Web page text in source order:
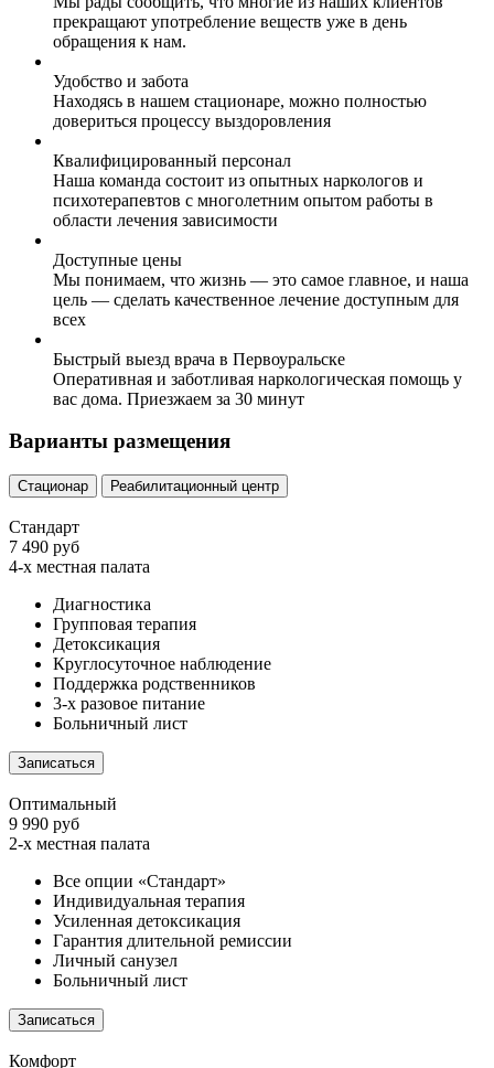
прекращают употребление веществ уже в день
обращения к нам.
Удобство и забота
Находясь в нашем стационаре, можно полностью
довериться процессу выздоровления
Квалифицированный персонал
Наша команда состоит из опытных наркологов и
психотерапевтов с многолетним опытом работы в
области лечения зависимости
Доступные цены
Мы понимаем, что жизнь — это самое главное, и наша
цель — сделать качественное лечение доступным для
всех
Быстрый выезд врача в Первоуральске
Оперативная и заботливая наркологическая помощь у
вас дома. Приезжаем за 30 минут
Варианты размещения
Стационар Реабилитационный центр
Стандарт
7 490 руб
4-х местная палата
Диагностика
Групповая терапия
Детоксикация
Круглосуточное наблюдение
Поддержка родственников
3-х разовое питание
Больничный лист
Записаться
Оптимальный
9 990 руб
2-х местная палата
Все опции «Стандарт»
Индивидуальная терапия
Усиленная детоксикация
Гарантия длительной ремиссии
Личный санузел
Больничный лист
Записаться
Комфорт